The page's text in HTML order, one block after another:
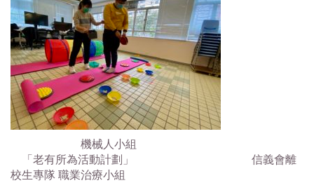
機械人小組
「老有所為活動計劃」 信義會離
校生專隊 職業治療小組